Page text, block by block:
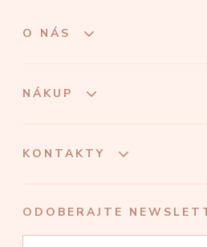
O NÁS
NÁKUP
KONTAKTY
ODOBERAJTE